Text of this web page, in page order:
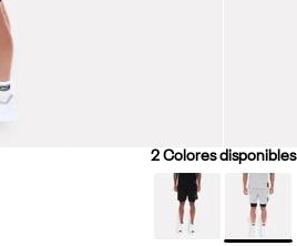
2Colores disponibles